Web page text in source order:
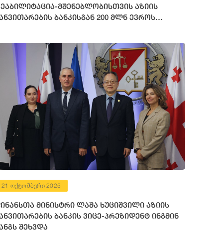
მშენებლობისთვის აზიის
ბანკისგან 200 მლნ ევროს
21 ოქტომბერი 2025
მინისტრი ლაშა ხუციშვილი აზიის
ბანკის ვიცე-პრეზიდენტ ინგმინ
შეხვდა